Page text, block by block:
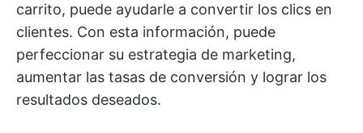
carrito, puede ayudarle a convertir los clics en
clientes. Con esta información, puede
perfeccionar su estrategia de marketing,
aumentar las tasas de conversión y lograr los
resultados deseados.